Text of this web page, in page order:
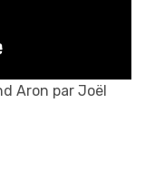
Aron par Joël